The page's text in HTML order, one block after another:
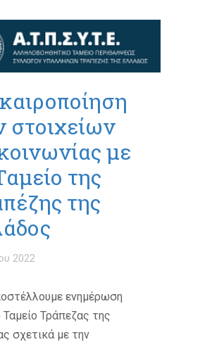
στοιχείων
με
της
της
2022
ενημέρωση
Τράπεζας της
σχετικά με την